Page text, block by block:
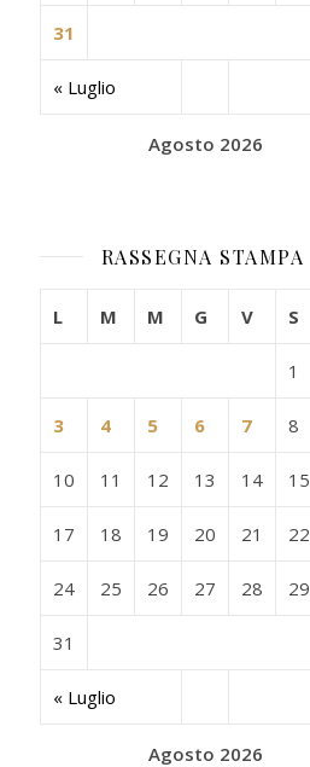
Agosto 2026
« Luglio
31
RASSEGNA STAMPA
Agosto 2026
L M M G V S
« Luglio
1
3 4 5 6 7 8
10 11 12 13 14 15
17 18 19 20 21 22
24 25 26 27 28 29
31